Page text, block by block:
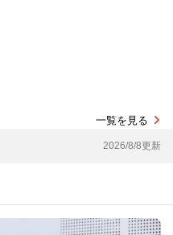
一覧を見る
2026/8/8更新